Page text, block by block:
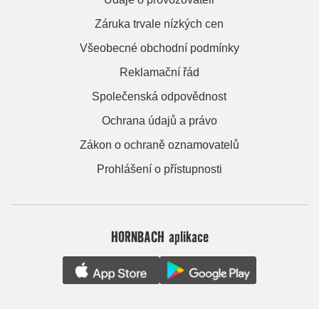
Záruka trvale nízkých cen
Všeobecné obchodní podmínky
Reklamační řád
Společenská odpovědnost
Ochrana údajů a právo
Zákon o ochraně oznamovatelů
Prohlášení o přístupnosti
HORNBACH aplikace